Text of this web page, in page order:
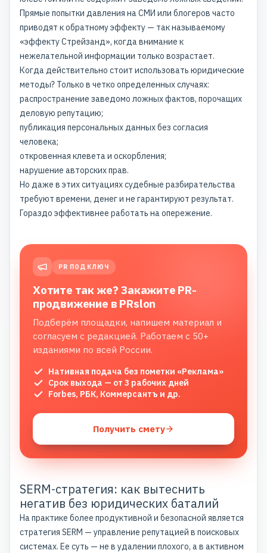
Прямые попытки давления на СМИ или блогеров часто
приводят к обратному эффекту — так называемому
«эффекту Стрейзанд», когда внимание к
нежелательной информации только возрастает.
Когда действительно стоит использовать юридические
методы? Только в четко определенных случаях:
распространение заведомо ложных фактов, порочащих
деловую репутацию;
публикация персональных данных без согласия
человека;
откровенная клевета и оскорбления;
нарушение авторских прав.
Но даже в этих ситуациях судебные разбирательства
требуют времени, денег и не гарантируют результат.
Гораздо эффективнее работать на опережение.
PR ПОД КЛЮЧ
Хотите так же? Закажите PR-
продвижение в PRslon
Подберём площадки, напишем материал и
согласуем с редакцией. Работаем с 50+
изданиями по всей России.
Нативная подача без пометки «Реклама»
Срок выхода — от 3 рабочих дней
Forbes, РБК, Коммерсантъ и др.
Получить смету
SERM-стратегия: как вытеснить
негатив без юридических баталий
На практике более продуктивной и безопасной является
стратегия SERM — управление репутацией в поисковых
системах. Ее суть — не в удалении плохого, а в активном